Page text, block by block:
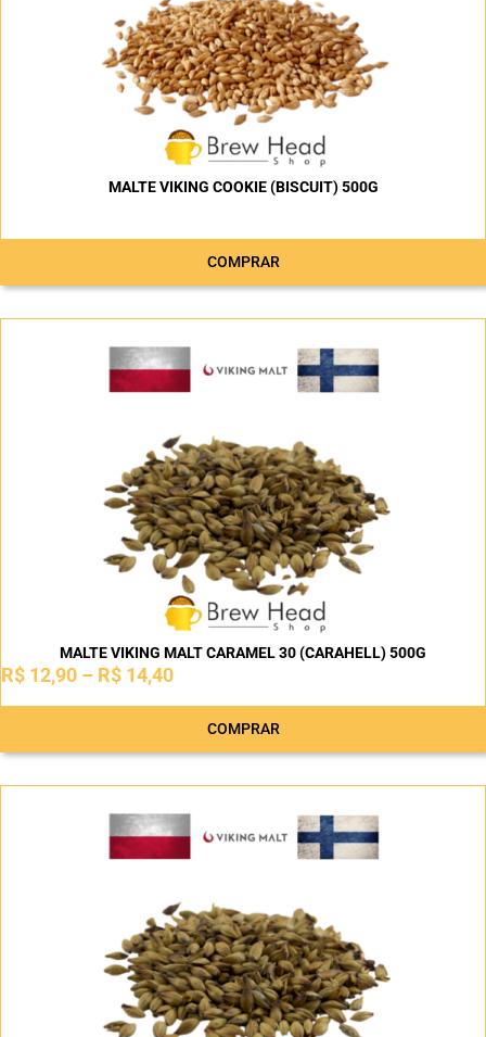
MALTE VIKING COOKIE (BISCUIT) 500G
COMPRAR
MALTE VIKING MALT CARAMEL 30 (CARAHELL) 500G
R$ 12,90 – R$ 14,40
COMPRAR